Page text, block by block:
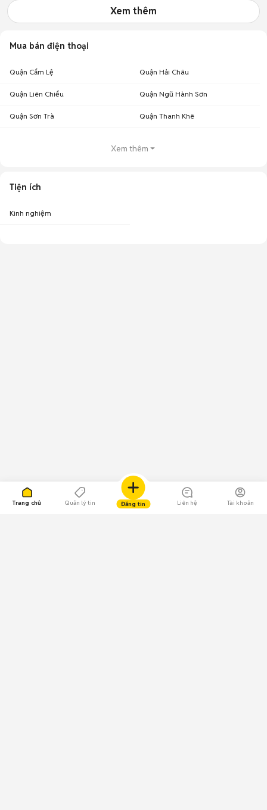
Trang chủ Quản lý tin Đăng tin Liên hệ Tài khoản
Xem thêm
Mua bán điện thoại
Quận Cẩm Lệ Quận Hải Châu
Quận Liên Chiểu Quận Ngũ Hành Sơn
Quận Sơn Trà Quận Thanh Khê
Xem thêm
Tiện ích
Kinh nghiệm